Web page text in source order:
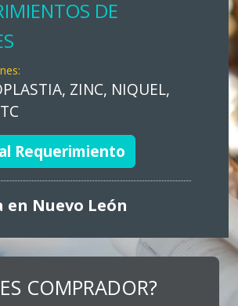
DE
ZINC, NIQUEL,
Requerimiento
en Nuevo León
promocionales, stands,
COMPRADOR?